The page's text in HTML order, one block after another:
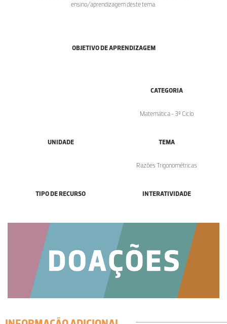
ensino/aprendizagem deste tema.
OBJETIVO DE APRENDIZAGEM
CATEGORIA
Matemática - 3º Ciclo
UNIDADE TEMA
Razões Trigonométricas
TIPO DE RECURSO INTERATIVIDADE